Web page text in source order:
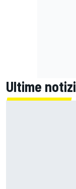
Ultime